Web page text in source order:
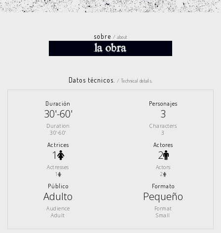
sobre/ about
Datos técnicos. / Technical details.
Duración
30'-60'
Duration
30'-60'
Personajes
3
Characters
3
Actrices
1
Actresses
1
Actores
2
Actors
2
Público
Adulto
Audience
Adult
Formato
Pequeño
Format
Small